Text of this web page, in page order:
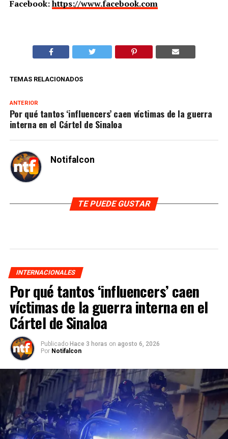
Facebook:https://www.facebook.com
TEMAS RELACIONADOS
ANTERIOR
Por qué tantos ‘influencers’ caen víctimas de la guerra
interna en el Cártel de Sinaloa
Notifalcon
TE PUEDE GUSTAR
INTERNACIONALES
Por qué tantos ‘influencers’ caen
víctimas de la guerra interna en el
Cártel de Sinaloa
Publicado Hace 3 horas on agosto 6, 2026
Por Notifalcon